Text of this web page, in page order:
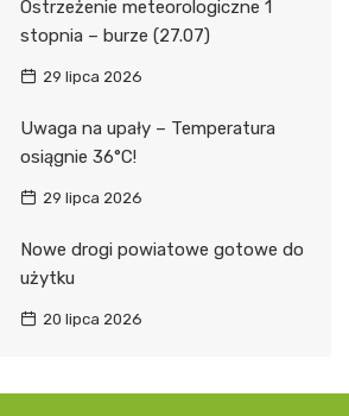
Ostrzeżenie meteorologiczne 1
stopnia – burze (27.07)
29 lipca 2026
Uwaga na upały – Temperatura
osiągnie 36°C!
29 lipca 2026
Nowe drogi powiatowe gotowe do
użytku
20 lipca 2026